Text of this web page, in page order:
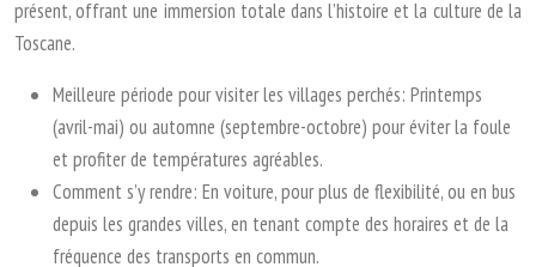
présent, offrant une immersion totale dans l’histoire et la culture de la
Toscane.
Meilleure période pour visiter les villages perchés: Printemps
(avril-mai) ou automne (septembre-octobre) pour éviter la foule
et profiter de températures agréables.
Comment s’y rendre: En voiture, pour plus de flexibilité, ou en bus
depuis les grandes villes, en tenant compte des horaires et de la
fréquence des transports en commun.